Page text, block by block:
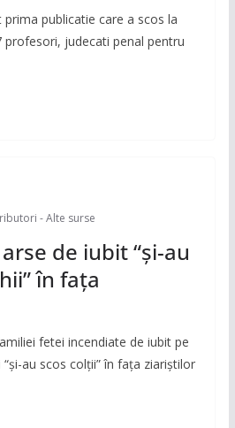
publicatie care a scos la
profesori, judecati penal pentru
- Alte surse
de iubit “şi-au
în faţa
fetei incendiate de iubit pe
au scos colţii” în faţa ziariştilor